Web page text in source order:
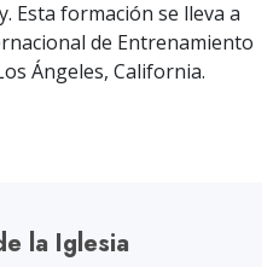
Esta formación se lleva a
de Entrenamiento
Ángeles, California.
la Iglesia